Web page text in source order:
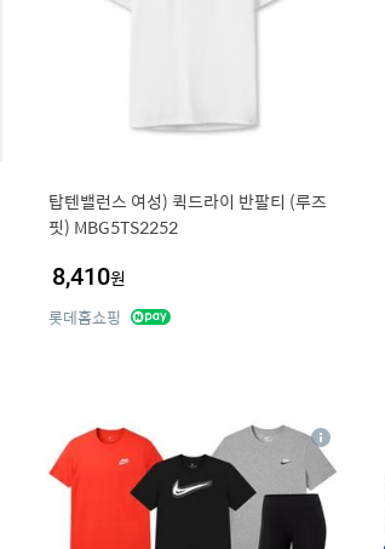
탑텐밸런스 여성) 퀵드라이 반팔티 (루즈
핏) MBG5TS2252
8,410원
롯데홈쇼핑
11
상
세